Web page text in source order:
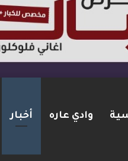
وادي عاره أخبار